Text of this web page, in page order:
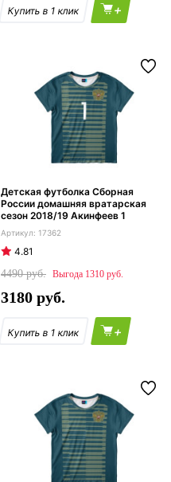
+
Детская футболка Сборная
России домашняя вратарская
сезон 2018/19 Акинфеев 1
17362
4.81
4490
1310
3180
+